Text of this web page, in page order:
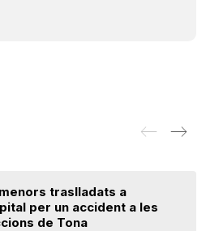
traslladats a
per un accident a les
de Tona